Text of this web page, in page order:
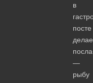
в
посте
—
рыбу